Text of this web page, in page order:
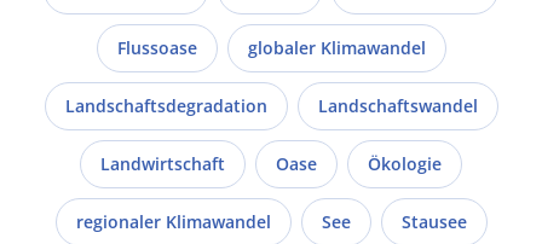
Flussoase globaler Klimawandel
Landschaftsdegradation Landschaftswandel
Landwirtschaft Oase Ökologie
regionaler Klimawandel See Stausee